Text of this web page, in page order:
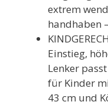
extrem
handhaben
Einstieg,
Lenker
für Kinder
43 cm und